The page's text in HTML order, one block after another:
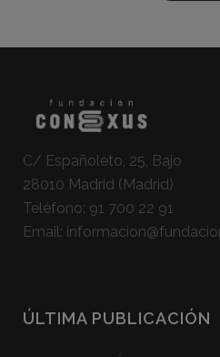
C/ Españoleto, 25, Bajo
28010 Madrid (Madrid)
Teléfono: 91 700 22 91
Email:
ÚLTIMA PUBLICACIÓN